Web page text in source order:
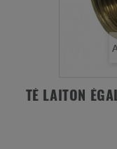
TÉ LAITON